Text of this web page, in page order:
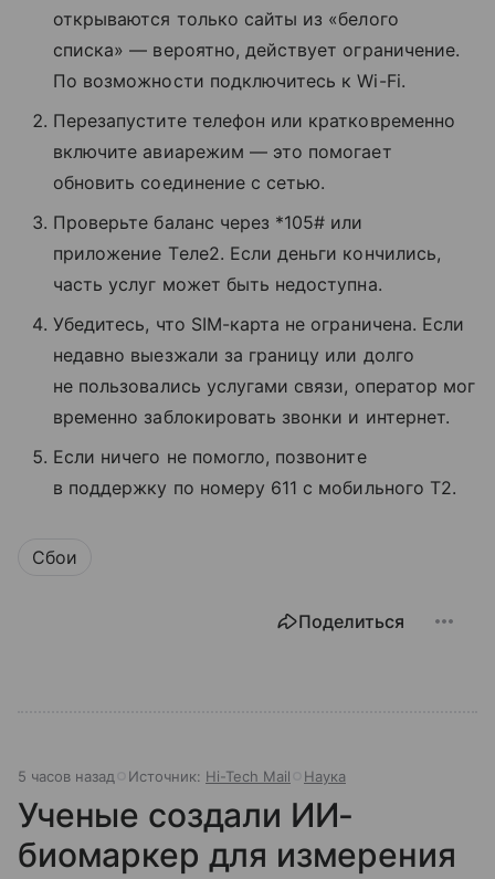
открываются только сайты из «белого
списка» — вероятно, действует ограничение.
По возможности подключитесь к Wi-Fi.
Перезапустите телефон или кратковременно
включите авиарежим — это помогает
обновить соединение с сетью.
Проверьте баланс через *105# или
приложение Tеле2. Если деньги кончились,
часть услуг может быть недоступна.
Убедитесь, что SIM-карта не ограничена. Если
недавно выезжали за границу или долго
не пользовались услугами связи, оператор мог
временно заблокировать звонки и интернет.
Если ничего не помогло, позвоните
в поддержку по номеру 611 с мобильного T2.
Сбои
Поделиться
5 часов назад Источник: Hi-Tech Mail Наука
Ученые создали ИИ-
биомаркер для измерения